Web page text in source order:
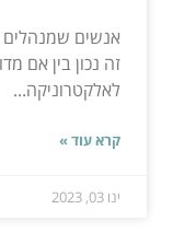
אנשים שמנהלים
זה נכון בין אם
לאלקטרוניקה...
קרא עוד »
ינו 03, 2023